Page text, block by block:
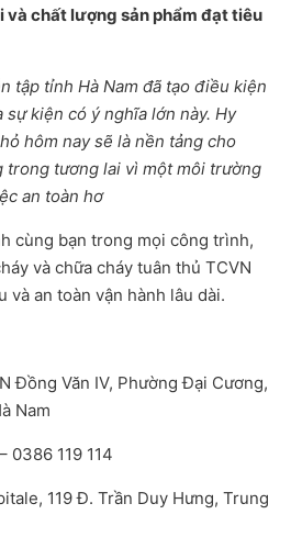
và chất lượng sản phẩm đạt tiêu
tập tỉnh Hà Nam đã tạo điều kiện
sự kiện có ý nghĩa lớn này. Hy
hôm nay sẽ là nền tảng cho
trong tương lai vì một môi trường
an toàn hơ
cùng bạn trong mọi công trình,
và chữa cháy tuân thủ TCVN
và an toàn vận hành lâu dài.
Đồng Văn IV, Phường Đại Cương,
Nam
0386 119 114
119 Đ. Trần Duy Hưng, Trung